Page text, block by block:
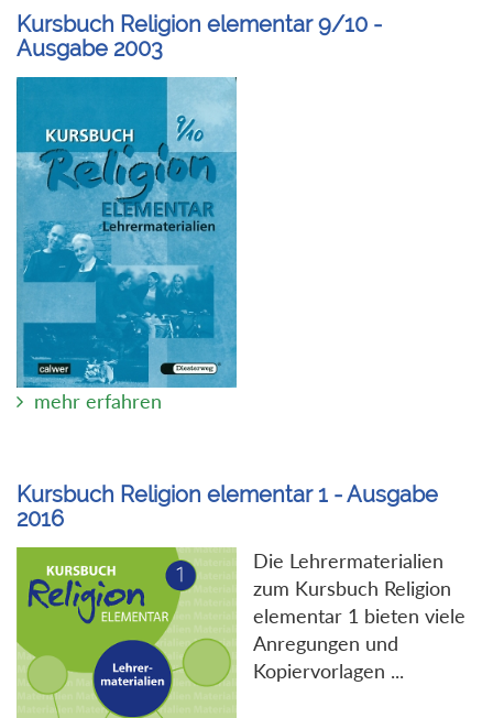
Kursbuch Religion elementar 9/10 -
Ausgabe 2003
mehr erfahren
Kursbuch Religion elementar 1 - Ausgabe
2016
Die Lehrermaterialien
zum Kursbuch Religion
elementar 1 bieten viele
Anregungen und
Kopiervorlagen ...